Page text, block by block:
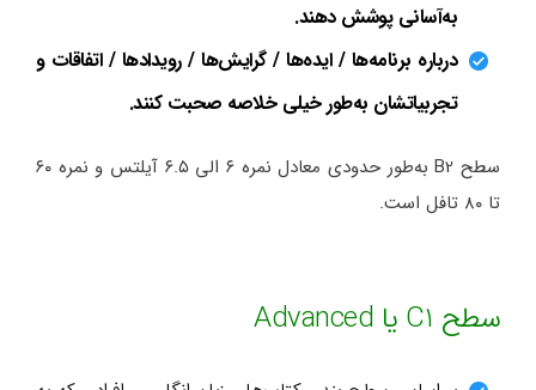
به‌آسانی پوشش دهند.
درباره برنامه‌ها / ایده‌ها / گرایش‌ها / رویدادها / اتفاقات و
تجربیاتشان به‌طور خیلی خلاصه صحبت کنند.
سطح B2 به‌طور حدودی معادل نمره ۶ الی ۶.۵ آیلتس و نمره ۶۰
تا ۸۰ تافل است.
سطح C1 یا Advanced